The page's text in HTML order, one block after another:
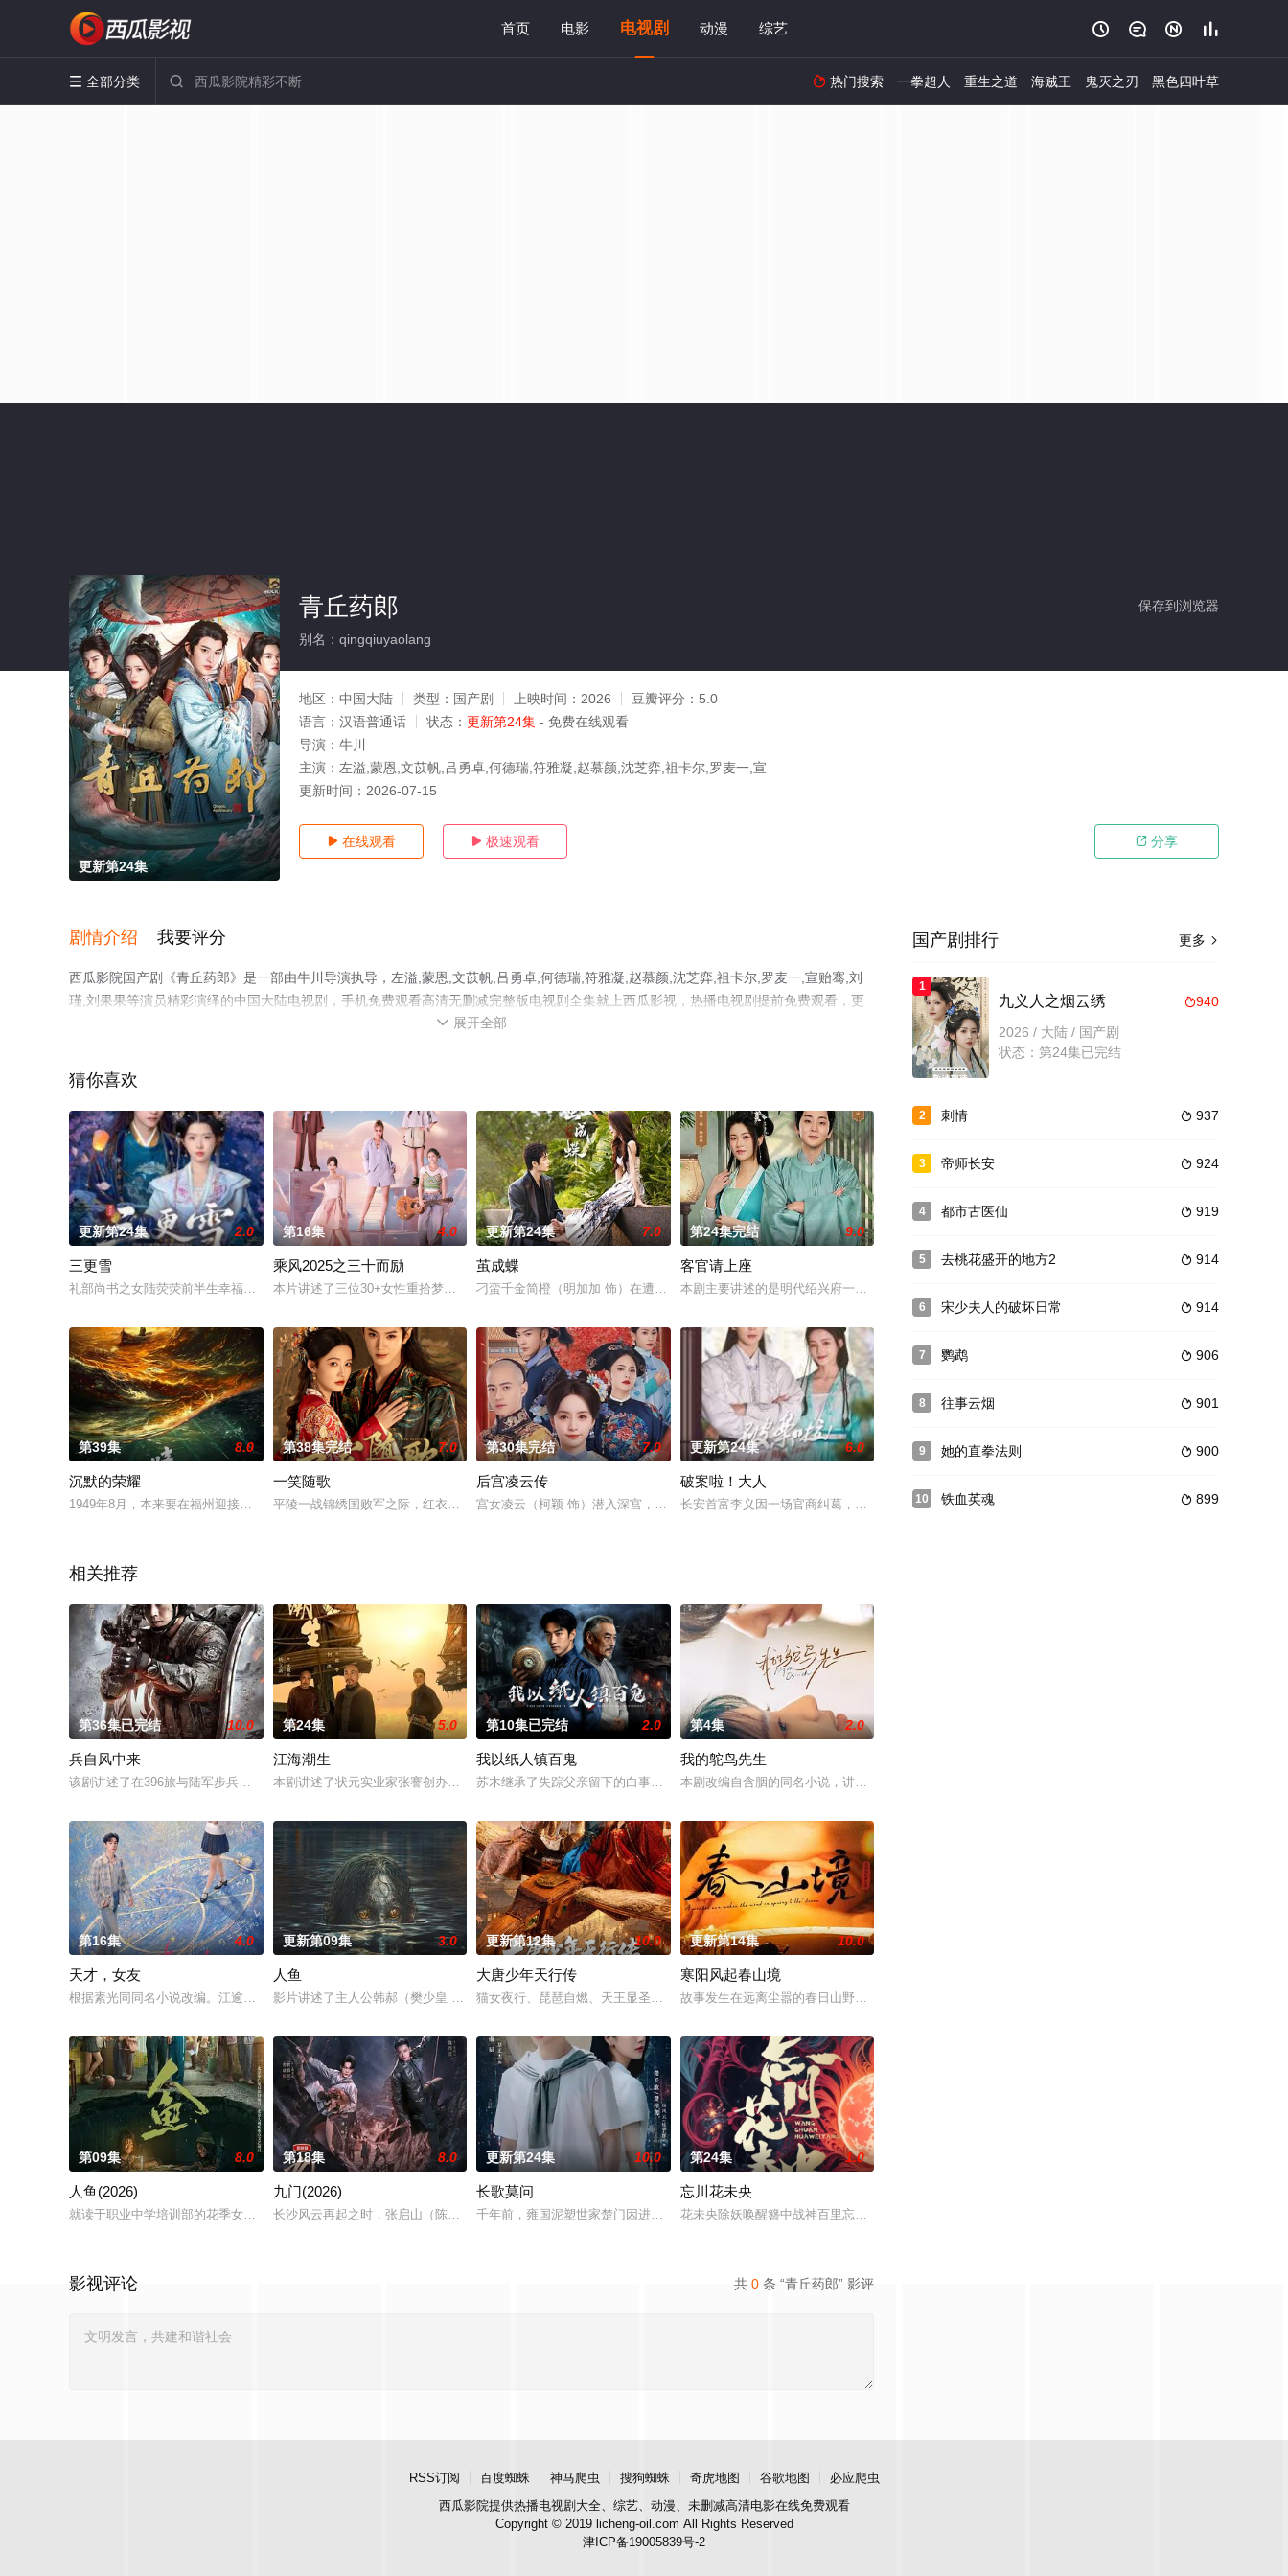
首页 电影 电视剧 动漫 综艺    
 全部分类   热门搜索 一拳超人 重生之道 海贼王 鬼灭之刃 黑色四叶草
更新第24集
保存到浏览器
青丘药郎
别名：qingqiuyaolang
地区： 中国大陆 类型： 国产剧 上映时间： 2026 豆瓣评分： 5.0
语言： 汉语普通话 状态： 更新第24集 - 免费在线观看
导演： 牛川
主演： 左溢,蒙恩,文苡帆,吕勇卓,何德瑞,符雅凝,赵慕颜,沈芝弈,祖卡尔,罗麦一,宣
更新时间： 2026-07-15
 在线观看  极速观看  分享
剧情介绍 我要评分
西瓜影院国产剧《青丘药郎》是一部由牛川导演执导，左溢,蒙恩,文苡帆,吕勇卓,何德瑞,符雅凝,赵慕颜,沈芝弈,祖卡尔,罗麦一,宣贻骞,刘
瑾,刘果果等演员精彩演绎的中国大陆电视剧，手机免费观看高清无删减完整版电视剧全集就上西瓜影视，热播电视剧提前免费观看，更
多剧情信息可移步至豆瓣电视剧、电视猫或剧情网等平台了解。 展开全部
猜你喜欢
更新第24集 2.0
三更雪
礼部尚书之女陆荧荧前半生幸福美满，但因父母被歹人迫害，命运一落千丈，沦为暴君君澈的妃嫔，后被君澈误杀。幸运的是，她重生在一切悲剧之前。为改变全家人的命运，陆荧荧变
第16集 4.0
乘风2025之三十而励
本片讲述了三位30+女性重拾梦想组建乐队，在职场与生活逆风中互助成长，诠释新时代女性追梦的坚韧与勇气，展现了女性逆境破局、互伴前行的精神锋芒。
更新第24集 7.0
茧成蝶
刁蛮千金简橙（明加加 饰）在遭遇未婚夫的背叛中一怒之下解除婚约，与未婚夫的小叔周庭宴（孙子航 饰）闪婚。这场始于“救命之恩”的契约婚姻
第24集完结 9.0
客官请上座
本剧主要讲述的是明代绍兴府一家百年老酒馆里的六位伙计在经营黄酒生意的过程中，通过接待形形色色的
第39集 8.0
沉默的荣耀
1949年8月，本来要在福州迎接解放的吴石，突然被蒋介石任命为国民政府国防部次长。为了获得更多情报，吴石按照党组织的指示毅然前往台湾就职，利用工作便利陆续向中共华
第38集完结 7.0
一笑随歌
平陵一战锦绣国败军之际，红衣女射手付一笑惊天一箭射中夙砂大皇子凤随歌，扭转了战局胜败。但付一笑却在平陵一战后不久，意外坠崖，记忆全失。一笑被悬壶济世的正念山庄凌家
第30集完结 7.0
后宫凌云传
宫女凌云（柯颖 饰）潜入深宫，以身作饵步步为营，最终爬上龙床成为逆袭宠妃，撕开了后宫中最位高权重的皇妃不为人知的丑恶嘴脸。但凌云也
更新第24集 6.0
破案啦！大人
长安首富李义因一场官商纠葛，从摘星台一跃而下，只留下一个孤子李麒形，在叔叔李正的庇护下隐姓埋名
相关推荐
第36集已完结 10.0
兵自风中来
该剧讲述了在396旅与陆军步兵学院联合举办的小型军事演习中，郭子剑因不满演习流于形式，假传指令要求真打实抗，虽引发哗然，却获赏识调任396旅一营营长。他激发官兵血
第24集 5.0
江海潮生
本剧讲述了状元实业家张謇创办大生企业，实业报国的故事。甲午战争后，国家蒙羞，张謇虽高中状元，却渴望寻求强国之路。他毅然弃政从商，殚精竭虑，创办了中国第一家民营纺织
第10集已完结 2.0
我以纸人镇百鬼
苏木继承了失踪父亲留下的白事馆，本想低调扎纸维生，却因一具流血的新娘纸人卷入了一场跨越十年的惊天阴谋。这纸人身上，竟贴着父亲消失
第4集 2.0
我的鸵鸟先生
本剧改编自含胭的同名小说，讲述了邻家女孩庞倩（苏晓彤 饰）与童年时因一场意外落下身体残缺的少年顾
第16集 4.0
天才，女友
根据素光同同名小说改编。江逾白长大以后，林知夏忽然对他说：“江逾白，我喜欢你，哲学和生物学意义上的喜欢。”那个夜晚，他脸颊微热，还听见自己加速的心跳声……
更新第09集 3.0
人鱼
影片讲述了主人公韩郝（樊少皇 饰）为了营救意外被困秘密实验室的儿子，勇往直前与不明生物“人鱼”斗智斗勇，凭借着坚韧的信念和超群的智慧带领被困小队，历经重重危机。一
更新第12集 10.0
大唐少年天行传
猫女夜行、琵琶自燃、天王显圣、少年失踪......长安怪事扎堆？少年神探慕天行携竹马神探社成员横扫诡事，从市井少年到长安神探，四人并肩踏
更新第14集 10.0
寒阳风起春山境
故事发生在远离尘嚣的春日山野，两个孤独的人因机缘巧合相遇。一人背负过往伤痕，避世居于深山；一人
第09集 8.0
人鱼(2026)
就读于职业中学培训部的花季女生苏琳（黄杨钿甜 饰），虽自小被父母忽视，在艰苦环境中长大，但她始终刻苦学习，憧憬未来。为此，苏琳苦练口语并争取到了英文朗诵剧中小美人
第18集 8.0
九门(2026)
长沙风云再起之时，张启山（陈伟霆 饰）与吴老狗（曾舜晞 饰）强强联手，携手霍仙姑（陈瑶 饰）与九门诸人共赴冒险奇局。一桩401部队的神秘失踪事件，牵出百年尘封的惊
更新第24集 10.0
长歌莫问
千年前，雍国泥塑世家楚门因进贡的“十二生肖”离奇流血炸裂，惨遭满门流放，楚父以死鸣冤。楚家大小姐楚梓鸢带着滔天恨意，在屠刀落地的瞬
第24集 1.0
忘川花未央
花未央除妖唤醒簪中战神百里忘川元神，二人共感相连，一同寻仙草修复肉身。未央动心，却不知自身是身
共 0 条 “青丘药郎” 影评
影视评论
更多 
国产剧排行
1
940
九义人之烟云绣
2026 / 大陆 / 国产剧
状态：第24集已完结
2  937
刺情
3  924
帝师长安
4  919
都市古医仙
5  914
去桃花盛开的地方2
6  914
宋少夫人的破坏日常
7  906
鹦鹉
8  901
往事云烟
9  900
她的直拳法则
10  899
铁血英魂
RSS订阅 百度蜘蛛 神马爬虫 搜狗蜘蛛 奇虎地图 谷歌地图
必应爬虫
西瓜影院提供热播电视剧大全、综艺、动漫、未删减高清电影在线免费观看
Copyright © 2019 licheng-oil.com All Rights Reserved
津ICP备19005839号-2